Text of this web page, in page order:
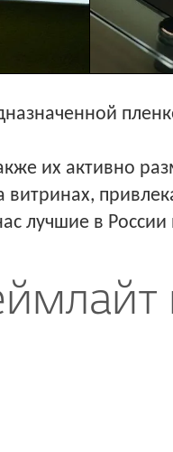
их активно
лучшие в России